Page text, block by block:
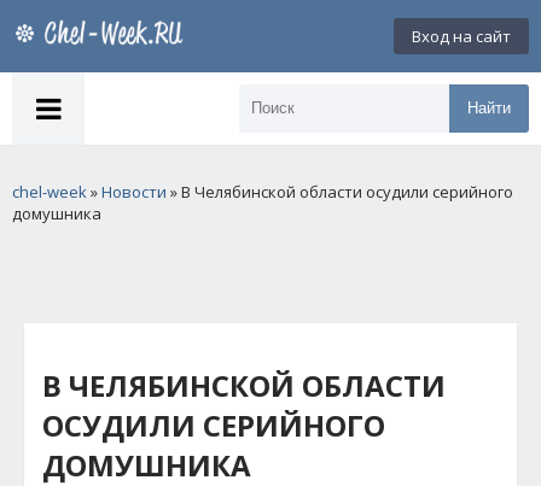
Вход на сайт
Найти
chel-week»Новости » В Челябинской области осудили серийного
домушника
В ЧЕЛЯБИНСКОЙ ОБЛАСТИ
ОСУДИЛИ СЕРИЙНОГО
ДОМУШНИКА